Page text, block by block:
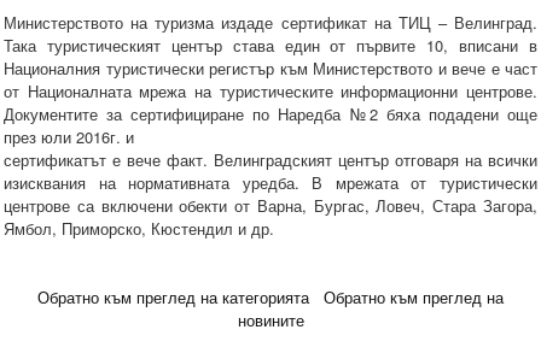
Министерството на туризма издаде сертификат на ТИЦ – Велинград.
Така туристическият център става един от първите 10, вписани в
Националния туристически регистър към Министерството и вече е част
от Националната мрежа на туристическите информационни центрове.
Документите за сертифициране по Наредба №2 бяха подадени още
през юли 2016г. и
сертификатът е вече факт. Велинградският център отговаря на всички
изисквания на нормативната уредба. В мрежата от туристически
центрове са включени обекти от Варна, Бургас, Ловеч, Стара Загора,
Ямбол, Приморско, Кюстендил и др.
Обратно към преглед на категорията
Обратно към преглед на
новините